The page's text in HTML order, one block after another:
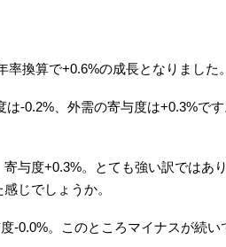
換算で+0.6%の成長となりました。
-0.2%、外需の寄与度は+0.3%で
寄与度+0.3%。とても強い訳ではあ
じでしょうか。
-0.0%。このところマイナスが続い